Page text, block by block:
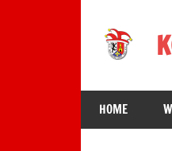
Inhalt
springen
in
Spay!
HOME